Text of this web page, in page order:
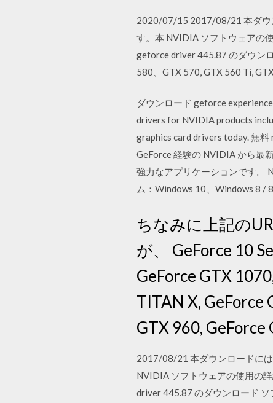
2020/07/15 2017/08/21 本ダウ
す。本 NVIDIA ソフトウェアの
geforce driver 445.87 のダウン
580、GTX 570, GTX 560 Ti,
ダウンロード geforce
drivers for NVIDIA products
graphics card drivers today. 無
GeForce 経験の NVIDIA から最
強力なアプリケーションです。
ム：Windows 10、Windows 8 /
ちなみに上記の
が、 GeForce 10
GeForce GTX
TITAN X, GeForce
GTX 960, GeForce
2017/08/21 本ダウンロードに
NVIDIA ソフトウェアの使用の
driver 445.87 のダウンロード